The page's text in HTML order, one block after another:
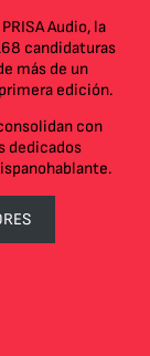
Audio, la
candidaturas
más de un
edición.
con
dedicados